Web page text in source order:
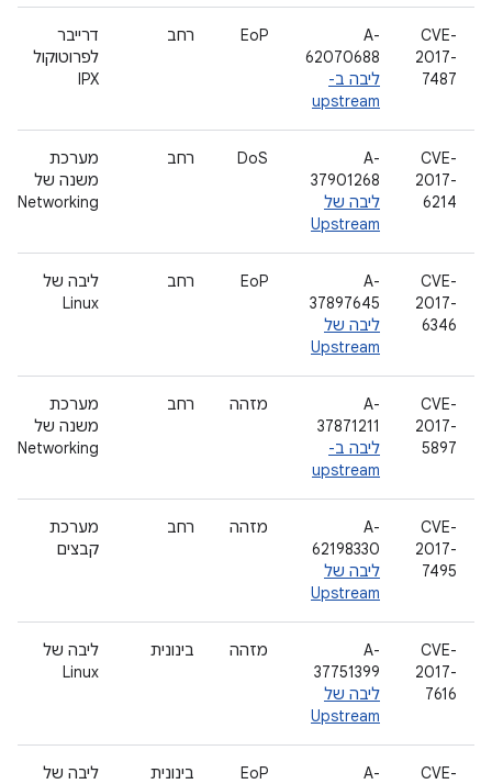
CVE-
2017-
7487
A-
62070688
ליבה ב-
upstream
EoP רחב
דרייבר
לפרוטוקול
IPX
CVE-
2017-
6214
A-
37901268
ליבה של
Upstream
DoS רחב
מערכת
משנה של
Networking
CVE-
2017-
6346
A-
37897645
ליבה של
Upstream
EoP רחב
ליבה של
Linux
CVE-
2017-
5897
A-
37871211
ליבה ב-
upstream
מזהה רחב
מערכת
משנה של
Networking
CVE-
2017-
7495
A-
62198330
ליבה של
Upstream
מזהה רחב
מערכת
קבצים
CVE-
2017-
7616
A-
37751399
ליבה של
Upstream
מזהה בינונית
ליבה של
Linux
CVE-
A-
EoP בינונית
ליבה של